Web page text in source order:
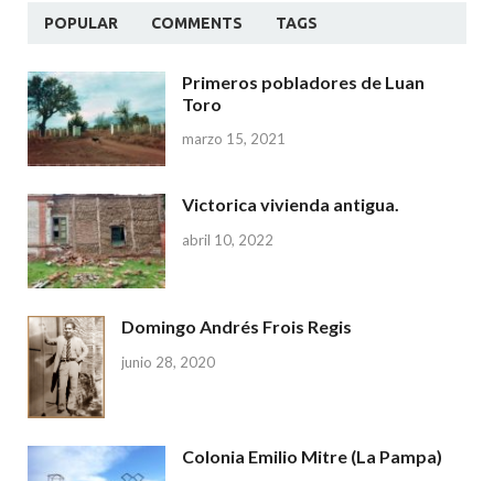
POPULAR COMMENTS TAGS
Primeros pobladores de Luan
Toro
marzo 15, 2021
Victorica vivienda antigua.
abril 10, 2022
Domingo Andrés Frois Regis
junio 28, 2020
Colonia Emilio Mitre (La Pampa)